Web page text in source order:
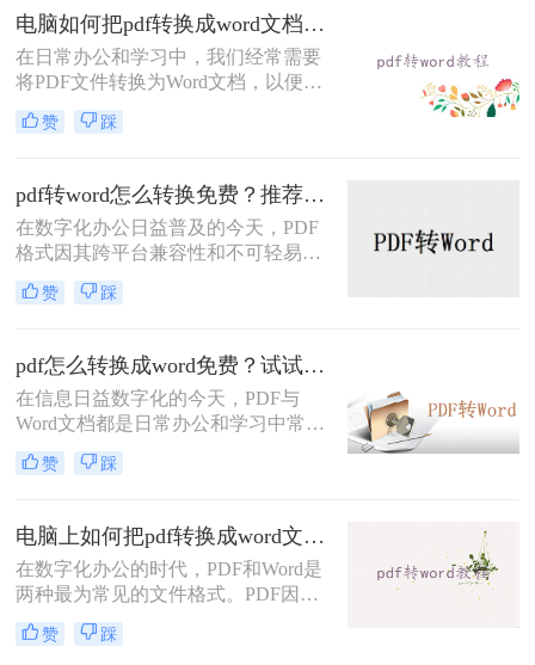
Word文档格式混乱。那么电脑pdf怎
么转换成word格式不变呢？为了解决
这一问题，本文将介绍四种实用的方
法，帮助你在电脑上将PDF转换为
Word，同时保持格式不变。
电脑如何把pdf转换成word文档？这3种方法简单易学，你一定要知道！
在日常办公和学习中，我们经常需要
将PDF文件转换为Word文档，以便于
编辑、修改或重新排版内容。那么电
脑如何把pdf转换成word文档呢？下
法，帮助你在电脑上轻松实现PDF到
Word的转换。
赞 踩
pdf转word怎么转换免费？推荐这三种方法给你！
在数字化办公日益普及的今天，PDF
格式因其跨平台兼容性和不可轻易编
辑的特性，成为文件传输和共享的常
用格式。然而，当需要修改PDF中的
时，很多用户会发现这一任务并不容
易。幸运的是，存在多种免费的方法
可以帮助我们实现PDF到Word的转
换。那么pdf转word怎么转换免费呢？
本文将为您介绍几种常用的免费转换
方法。
赞 踩
pdf怎么转换成word免费？试试这二个方法！
在信息日益数字化的今天，PDF与
Word文档都是日常办公和学习中常见
的文件格式。PDF文件因其不易被修
改和跨平台兼容性强的特点而备受青
望将其转换为Word文档，以便于编辑
和修改。那么pdf怎么转换成word免费
呢？本文将为您介绍几种免费的PDF
转Word方法，帮助您轻松实现文件格
式转换。
赞 踩
电脑上如何把pdf转换成word文档？值得收藏的四种转换方法！
在数字化办公的时代，PDF和Word是
两种最为常见的文件格式。PDF因其
出色的稳定性和跨平台性而受到广泛
使用，但在某些情况下，我们可能需
赞 踩